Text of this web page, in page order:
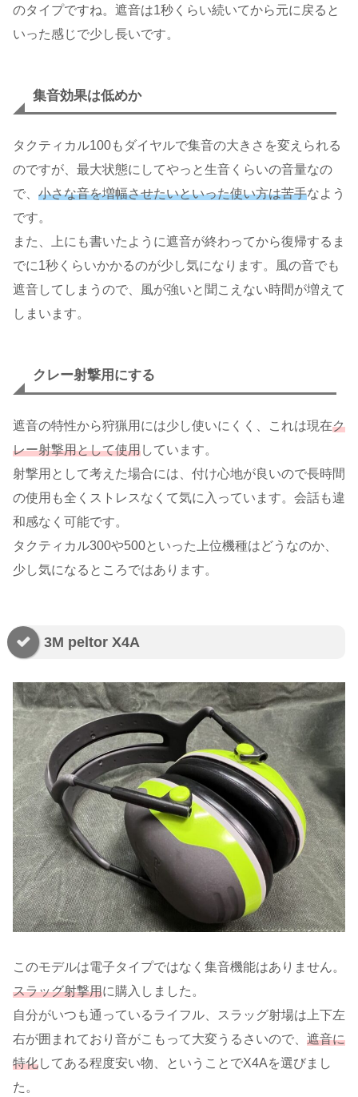
のタイプですね。遮音は1秒くらい続いてから元に戻ると
いった感じで少し長いです。
集音効果は低めか
タクティカル100もダイヤルで集音の大きさを変えられる
のですが、最大状態にしてやっと生音くらいの音量なの
で、 小さな音を増幅させたいといった使い方は苦手なよう
です。
また、上にも書いたように遮音が終わってから復帰するま
でに1秒くらいかかるのが少し気になります。風の音でも
遮音してしまうので、風が強いと聞こえない時間が増えて
しまいます。
クレー射撃用にする
遮音の特性から狩猟用には少し使いにくく、これは現在ク
レー射撃用として使用しています。
射撃用として考えた場合には、付け心地が良いので長時間
の使用も全くストレスなくて気に入っています。会話も違
和感なく可能です。
タクティカル300や500といった上位機種はどうなのか、
少し気になるところではあります。
3M peltor X4A
このモデルは電子タイプではなく集音機能はありません。
スラッグ射撃用に購入しました。
自分がいつも通っているライフル、スラッグ射場は上下左
右が囲まれており音がこもって大変うるさいので、 遮音に
特化してある程度安い物、ということでX4Aを選びまし
た。